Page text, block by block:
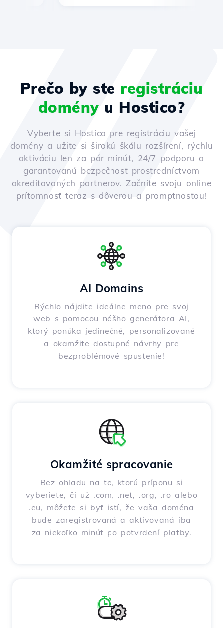
Prečo by ste registráciu
doményu Hostico?
Vyberte si Hostico pre registráciu vašej
domény a užite si širokú škálu rozšírení, rýchlu
aktiváciu len za pár minút, 24/7 podporu a
garantovanú bezpečnosť prostredníctvom
akreditovaných partnerov. Začnite svoju online
prítomnosť teraz s dôverou a promptnosťou!
AI Domains
Rýchlo nájdite ideálne meno pre svoj
web s pomocou nášho generátora AI,
ktorý ponúka jedinečné, personalizované
a okamžite dostupné návrhy pre
bezproblémové spustenie!
Okamžité spracovanie
Bez ohľadu na to, ktorú príponu si
vyberiete, či už .com, .net, .org, .ro alebo
.eu, môžete si byť istí, že vaša doména
bude zaregistrovaná a aktivovaná iba
za niekoľko minút po potvrdení platby.